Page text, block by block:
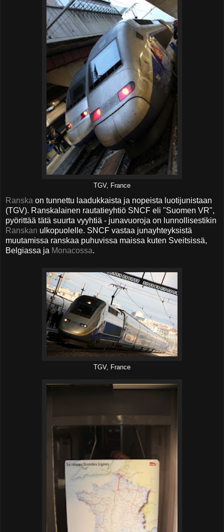
TGV, France
Ranska on tunnettu laadukkaista ja nopeista luotijunistaan
(TGV). Ranskalainen rautatieyhtiö SNCF eli "Suomen VR",
pyörittää tätä suurta vyyhtiä - junavuoroja on lunnollisestikin
Ranskan ulkopuolelle. SNCF vastaa junayhteyksistä
muutamissa ranskaa puhuvissa maissa kuten Sveitsissä,
Belgiassa ja Monacossa.
TGV, France